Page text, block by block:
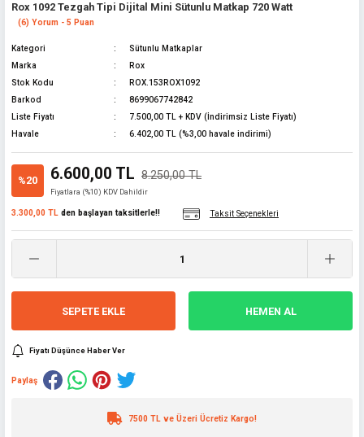
Rox 1092 Tezgah Tipi Dijital Mini Sütunlu Matkap 720 Watt
(6) Yorum - 5 Puan
Kategori
Sütunlu Matkaplar
Marka
Rox
Stok Kodu
ROX.153ROX1092
Barkod
8699067742842
Liste Fiyatı
7.500,00 TL + KDV (İndirimsiz Liste Fiyatı)
Havale
6.402,00 TL (%3,00 havale indirimi)
%20 6.600,00 TL 8.250,00 TL
Fiyatlara (%10) KDV Dahildir
3.300,00 TL den başlayan taksitlerle!! Taksit Seçenekleri
SEPETE EKLE HEMEN AL
Fiyatı Düşünce Haber Ver
Paylaş
7500 TL ve Üzeri Ücretiz Kargo!